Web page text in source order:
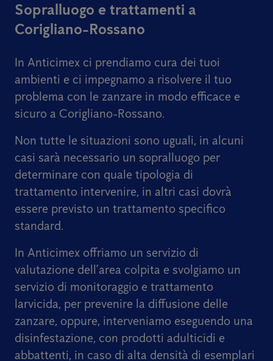
Sopralluogo e trattamenti a
Corigliano-Rossano
In Anticimex ci prendiamo cura dei tuoi
ambienti e ci impegnamo a risolvere il tuo
problema con le zanzare in modo efficace e
sicuro a Corigliano-Rossano.
Non tutte le situazioni sono uguali, in alcuni
casi sarà necessario un sopralluogo per
determinare con quale tipologia di
trattamento intervenire, in altri casi dovrà
essere previsto un trattamento specifico
standard.
In Anticimex offriamo un servizio di
valutazione dell’area colpita e svolgiamo un
servizio di monitoraggio e trattamento
larvicida, per prevenire la diffusione delle
zanzare, oppure, interveniamo eseguendo una
disinfestazione, con prodotti adulticidi e
abbattenti, in caso di alta densità di esemplari